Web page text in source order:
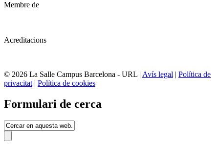
Membre de
Acreditacions
© 2026 La Salle Campus Barcelona - URL | Avís legal | Política de
privacitat | Política de cookies
Formulari de cerca